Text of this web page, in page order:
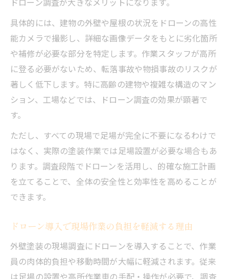
具体的には、建物の外壁や屋根の状況をドローンの高性
能カメラで撮影し、詳細な画像データをもとに劣化箇所
や補修が必要な部分を特定します。作業スタッフが高所
に登る必要がないため、転落事故や物損事故のリスクが
著しく低下します。特に高齢の建物や複雑な構造のマン
ション、工場などでは、ドローン調査の効果が顕著で
す。
ただし、すべての現場で足場が完全に不要になるわけで
はなく、実際の塗装作業では足場設置が必要な場合もあ
ります。調査段階でドローンを活用し、的確な施工計画
を立てることで、全体の安全性と効率性を高めることが
できます。
ドローン導入で現場作業の負担を軽減する理由
外壁塗装の現場調査にドローンを導入することで、作業
員の肉体的負担や移動時間が大幅に軽減されます。従来